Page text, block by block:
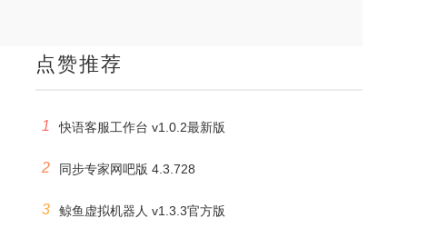
点赞推荐
1 快语客服工作台 v1.0.2最新版
2 同步专家网吧版 4.3.728
3 鲸鱼虚拟机器人 v1.3.3官方版